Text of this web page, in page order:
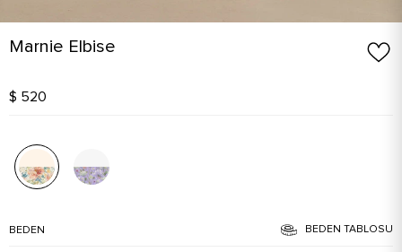
Marnie Elbise
$ 520
BEDEN BEDEN TABLOSU